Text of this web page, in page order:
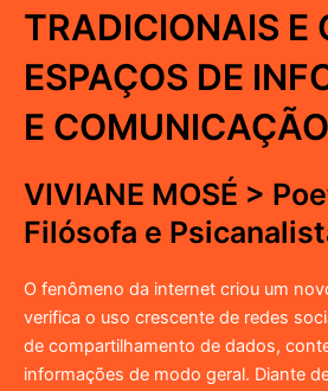
TRADICIONAIS E
ESPAÇOS DE
E COMUNICAÇÃO
VIVIANE MOSÉ >
Filósofa e
O fenômeno da internet criou um
verifica o uso crescente de redes
de compartilhamento de dados,
informações de modo geral. Diante